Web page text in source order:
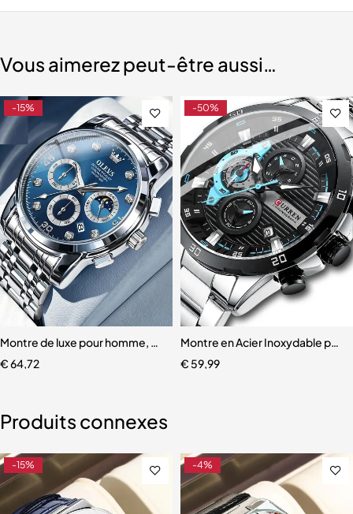
Vous aimerez peut-être aussi…
grande marque
-15%
Montre de luxe pour homme, montres-bracelets à quartz
€64,72
-50%
Montre en Acier Inoxydable pour
€ 59,99
Produits connexes
-15% -4%